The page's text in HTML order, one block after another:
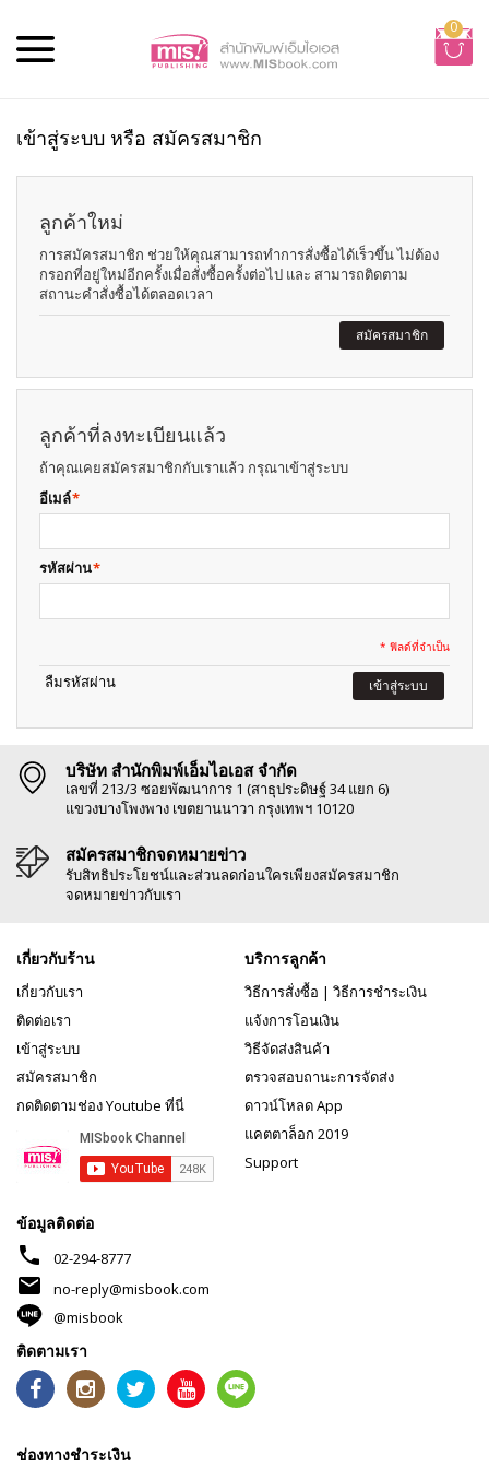
0
เข้าสู่ระบบ หรือ สมัครสมาชิก
ลูกค้าใหม่
การสมัครสมาชิก ช่วยให้คุณสามารถทำการสั่งซื้อได้เร็วขึ้น ไม่ต้อง
กรอกที่อยู่ใหม่อีกครั้งเมื่อสั่งซื้อครั้งต่อไป และ สามารถติดตาม
สถานะคำสั่งซื้อได้ตลอดเวลา
สมัครสมาชิก
ลูกค้าที่ลงทะเบียนแล้ว
ถ้าคุณเคยสมัครสมาชิกกับเราแล้ว กรุณาเข้าสู่ระบบ
*
อีเมล์
*
รหัสผ่าน
* ฟิลด์ที่จำเป็น
ลืมรหัสผ่าน เข้าสู่ระบบ
บริษัท สำนักพิมพ์เอ็มไอเอส จำกัด
เลขที่ 213/3 ซอยพัฒนาการ 1 (สาธุประดิษฐ์ 34 แยก 6)
แขวงบางโพงพาง เขตยานนาวา กรุงเทพฯ 10120
สมัครสมาชิกจดหมายข่าว
รับสิทธิประโยชน์และส่วนลดก่อนใครเพียงสมัครสมาชิก
จดหมายข่าวกับเรา
เกี่ยวกับร้าน
เกี่ยวกับเรา
ติดต่อเรา
เข้าสู่ระบบ
สมัครสมาชิก
กดติดตามช่อง Youtube ที่นี่
บริการลูกค้า
วิธีการสั่งซื้อ | วิธีการชำระเงิน
แจ้งการโอนเงิน
วิธีจัดส่งสินค้า
ตรวจสอบถานะการจัดส่ง
ดาวน์โหลด App
แคตตาล็อก 2019
Support
ข้อมูลติดต่อ
phone 02-294-8777
mail
no-reply@misbook.com
@misbook
ติดตามเรา
ช่องทางชำระเงิน